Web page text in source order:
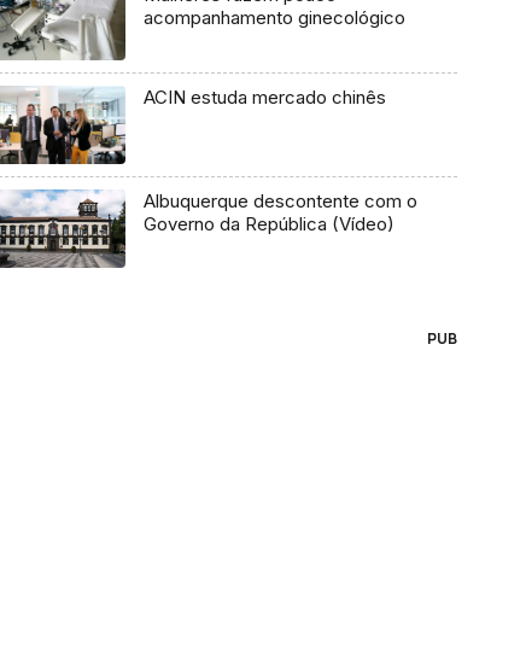
acompanhamento ginecológico
ACIN estuda mercado chinês
Albuquerque descontente com o
Governo da República (Vídeo)
PUB